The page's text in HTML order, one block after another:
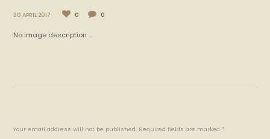
30 APRIL 2017 0 0
No image description ...
Your email address will not be published. Required fields are marked *